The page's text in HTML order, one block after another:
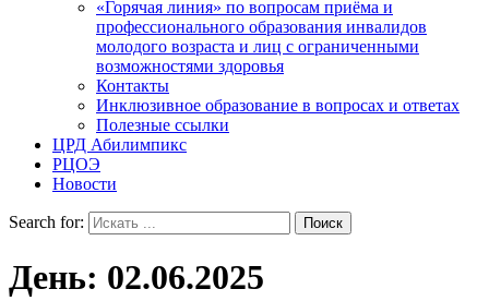
«Горячая линия» по вопросам приёма и
профессионального образования инвалидов
молодого возраста и лиц с ограниченными
возможностями здоровья
Контакты
Инклюзивное образование в вопросах и ответах
Полезные ссылки
ЦРД Абилимпикс
РЦОЭ
Новости
Search for:
День: 02.06.2025